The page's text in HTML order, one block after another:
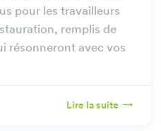
pour les travailleurs
remplis de
résonneront avec vos
Lire la suite